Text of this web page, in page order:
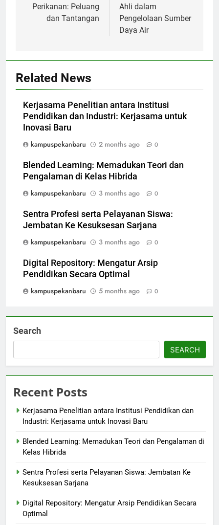
Perikanan: Peluang
dan Tantangan
Ahli dalam
Pengelolaan Sumber
Daya Air
Related News
Kerjasama Penelitian antara Institusi
Pendidikan dan Industri: Kerjasama untuk
Inovasi Baru
kampuspekanbaru
2 months ago 0
Blended Learning: Memadukan Teori dan
Pengalaman di Kelas Hibrida
kampuspekanbaru
3 months ago 0
Sentra Profesi serta Pelayanan Siswa:
Jembatan Ke Kesuksesan Sarjana
kampuspekanbaru
3 months ago 0
Digital Repository: Mengatur Arsip
Pendidikan Secara Optimal
kampuspekanbaru
5 months ago 0
Search
SEARCH
Recent Posts
Kerjasama Penelitian antara Institusi Pendidikan dan
Industri: Kerjasama untuk Inovasi Baru
Blended Learning: Memadukan Teori dan Pengalaman di
Kelas Hibrida
Sentra Profesi serta Pelayanan Siswa: Jembatan Ke
Kesuksesan Sarjana
Digital Repository: Mengatur Arsip Pendidikan Secara
Optimal